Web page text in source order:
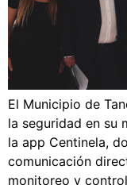
El Municipio de
la seguridad en su
la app Centinela,
comunicación
monitoreo y